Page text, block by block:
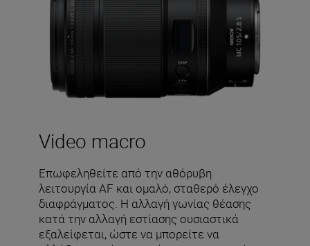
Video macro
Επωφεληθείτε από την αθόρυβη
λειτουργία AF και ομαλό, σταθερό έλεγχο
διαφράγματος. Η αλλαγή γωνίας θέασης
κατά την αλλαγή εστίασης ουσιαστικά
εξαλείφεται, ώστε να μπορείτε να